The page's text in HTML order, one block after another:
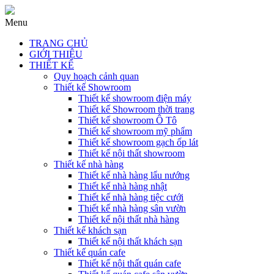
Menu
TRANG CHỦ
GIỚI THIỆU
THIẾT KẾ
Quy hoạch cảnh quan
Thiết kế Showroom
Thiết kế showroom điện máy
Thiết kế Showroom thời trang
Thiết kế showroom Ô Tô
Thiết kế showroom mỹ phẩm
Thiết kế showroom gạch ốp lát
Thiết kế nội thất showroom
Thiết kế nhà hàng
Thiết kế nhà hàng lẩu nướng
Thiết kế nhà hàng nhật
Thiết kế nhà hàng tiệc cưới
Thiết kế nhà hàng sân vườn
Thiết kế nội thất nhà hàng
Thiết kế khách sạn
Thiết kế nội thất khách sạn
Thiết kế quán cafe
Thiết kế nội thất quán cafe